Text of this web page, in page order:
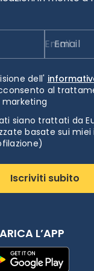
Email
dell'
al
siano trattati da
basate sui miei
Iscriviti subito
L’APP